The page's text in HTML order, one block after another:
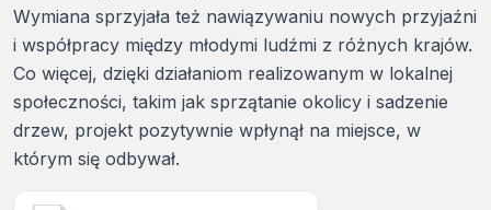
Wymiana sprzyjała też nawiązywaniu nowych przyjaźni
i współpracy między młodymi ludźmi z różnych krajów.
Co więcej, dzięki działaniom realizowanym w lokalnej
społeczności, takim jak sprzątanie okolicy i sadzenie
drzew, projekt pozytywnie wpłynął na miejsce, w
którym się odbywał.